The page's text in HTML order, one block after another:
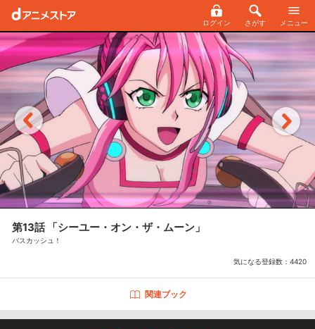
ログイン さがす メニュー
第13話 「シーユー・オン・ザ・ムーン」
バスカッシュ！
気になる登録数： 4420
関連ブック